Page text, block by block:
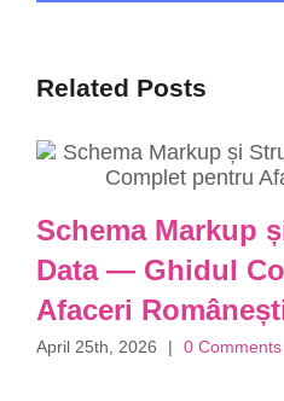
Related Posts
Schema Markup
Data — Ghidul
Afaceri
April 25th, 2026 | 0 Comments